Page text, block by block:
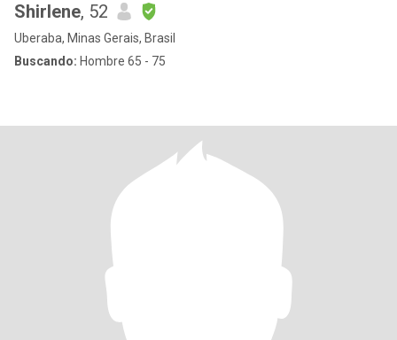
Shirlene, 52
Uberaba, Minas Gerais, Brasil
Buscando: Hombre 65 - 75